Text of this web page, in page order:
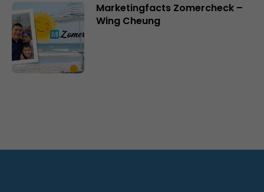
Marketingfacts Zomercheck –
Wing Cheung